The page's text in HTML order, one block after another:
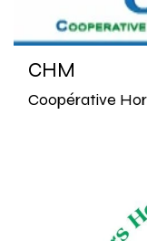
CHM
Coopérative